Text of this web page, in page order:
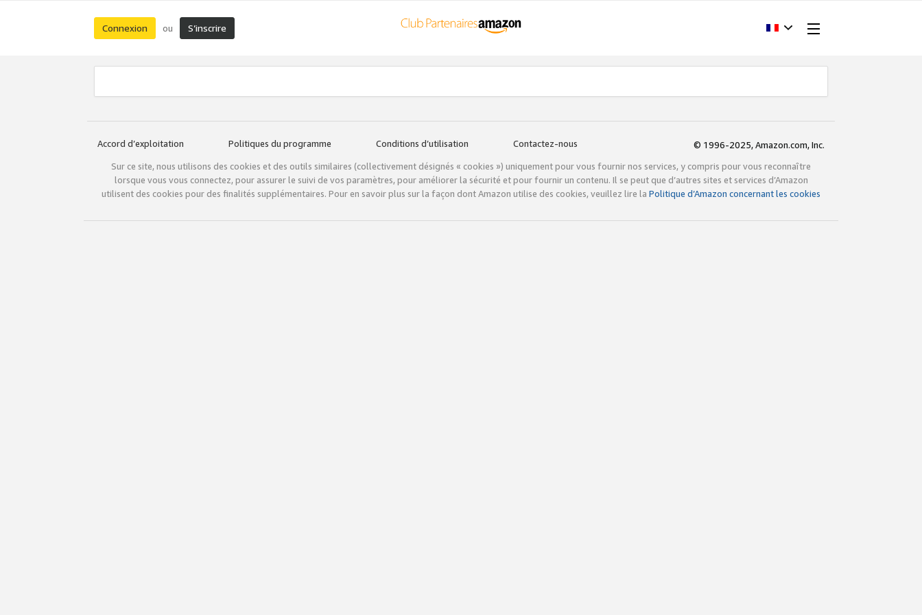
Connexion ou S’inscrire
Accord d’exploitation Politiques du programme Conditions d’utilisation Contactez-nous
© 1996-2025, Amazon.com, Inc.
Sur ce site, nous utilisons des cookies et des outils similaires (collectivement désignés « cookies ») uniquement pour vous fournir nos services, y compris pour vous reconnaître
lorsque vous vous connectez, pour assurer le suivi de vos paramètres, pour améliorer la sécurité et pour fournir un contenu. Il se peut que d’autres sites et services d’Amazon
utilisent des cookies pour des finalités supplémentaires. Pour en savoir plus sur la façon dont Amazon utilise des cookies, veuillez lire la Politique d’Amazon concernant les cookies